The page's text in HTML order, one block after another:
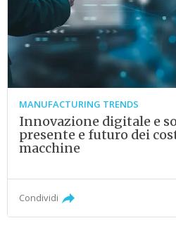
MANUFACTURING TRENDS
Innovazione digitale e
presente e futuro dei
macchine
Condividi